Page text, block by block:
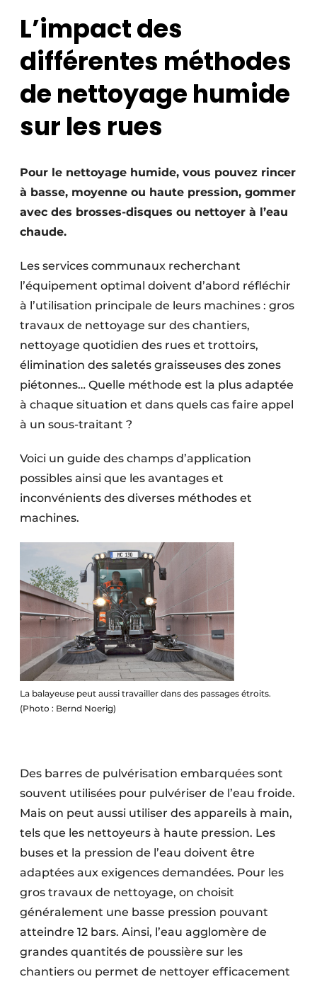
Video’s
Contrôle d’accès
Éclairage
Façades
Géotextiles
Infrastructures souterraines et égouttage
Protection solaire
Rénovation
Sécurité incendie
Software
Techniques ferroviaires
Travaux ferroviaires
L’impact des
différentes méthodes
de nettoyage humide
sur les rues
Pour le nettoyage humide, vous pouvez rincer
à basse, moyenne ou haute pression, gommer
avec des brosses-disques ou nettoyer à l’eau
chaude.
Les services communaux recherchant
l’équipement optimal doivent d’abord réfléchir
à l’utilisation principale de leurs machines : gros
travaux de nettoyage sur des chantiers,
nettoyage quotidien des rues et trottoirs,
élimination des saletés graisseuses des zones
piétonnes… Quelle méthode est la plus adaptée
à chaque situation et dans quels cas faire appel
à un sous-traitant ?
Voici un guide des champs d’application
possibles ainsi que les avantages et
inconvénients des diverses méthodes et
machines.
La balayeuse peut aussi travailler dans des passages étroits.
(Photo : Bernd Noerig)
Des barres de pulvérisation embarquées sont
souvent utilisées pour pulvériser de l’eau froide.
Mais on peut aussi utiliser des appareils à main,
tels que les nettoyeurs à haute pression. Les
buses et la pression de l’eau doivent être
adaptées aux exigences demandées. Pour les
gros travaux de nettoyage, on choisit
généralement une basse pression pouvant
atteindre 12 bars. Ainsi, l’eau agglomère de
grandes quantités de poussière sur les
chantiers ou permet de nettoyer efficacement